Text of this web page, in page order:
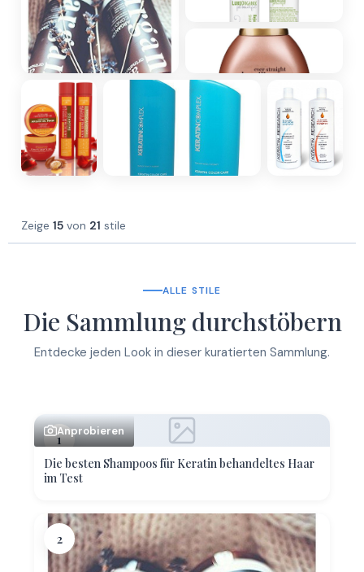
Zeige 15 von 21 stile
ALLE STILE
Die Sammlung durchstöbern
Entdecke jeden Look in dieser kuratierten Sammlung.
1
Anprobieren
Die besten Shampoos für Keratin behandeltes Haar
im Test
2